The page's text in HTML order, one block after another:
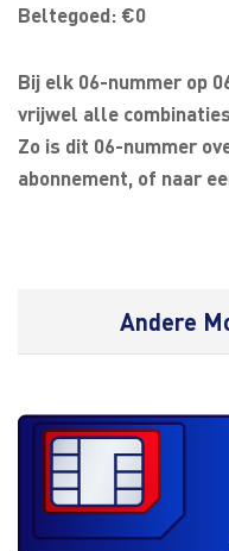
Beltegoed: €0
Bij elk 06-nummer op
vrijwel alle
Zo is dit 06-nummer
abonnement, of naar
Andere